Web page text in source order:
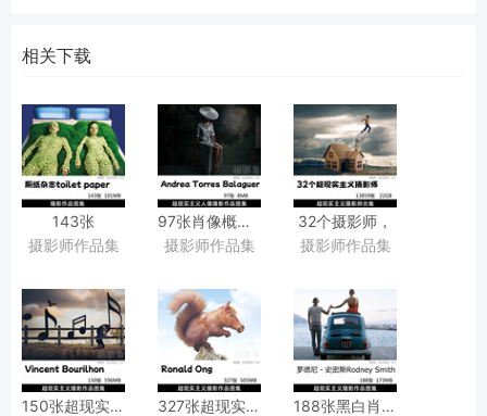
相关下载
143张
《Toiletpaper》
“厕纸杂志”）
荒诞超现实创意广告摄影作品图片欣赏
摄影师作品集
97张肖像概念摄影作品欣赏，
ins西班牙摄影师Andrea
Balaguer
作品集图片素材
摄影师作品集
32个摄影师，
13800张超现实主义摄影作品图集图库合集
摄影师作品集
150张超现实主义梦幻风格摄影作品图片欣赏，
327张超现实主义ps创意合成摄影作品图片欣赏
188张黑白肖像、